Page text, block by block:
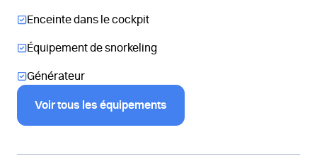
Enceinte dans le cockpit
Équipement de snorkeling
Générateur
Voir tous les équipements